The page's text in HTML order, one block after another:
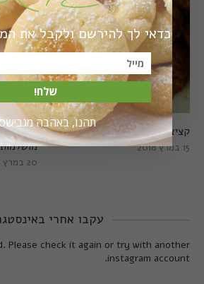
קציצות
מושלמות
20 במרץ 2018
קציצות כרישה מושלמות
15 במרץ 2018
עקבו אחרי
Please check it again or try with another
instagram account.
כדאי לך להירשם ולקבל את
שלח!
תהנו, באהבה